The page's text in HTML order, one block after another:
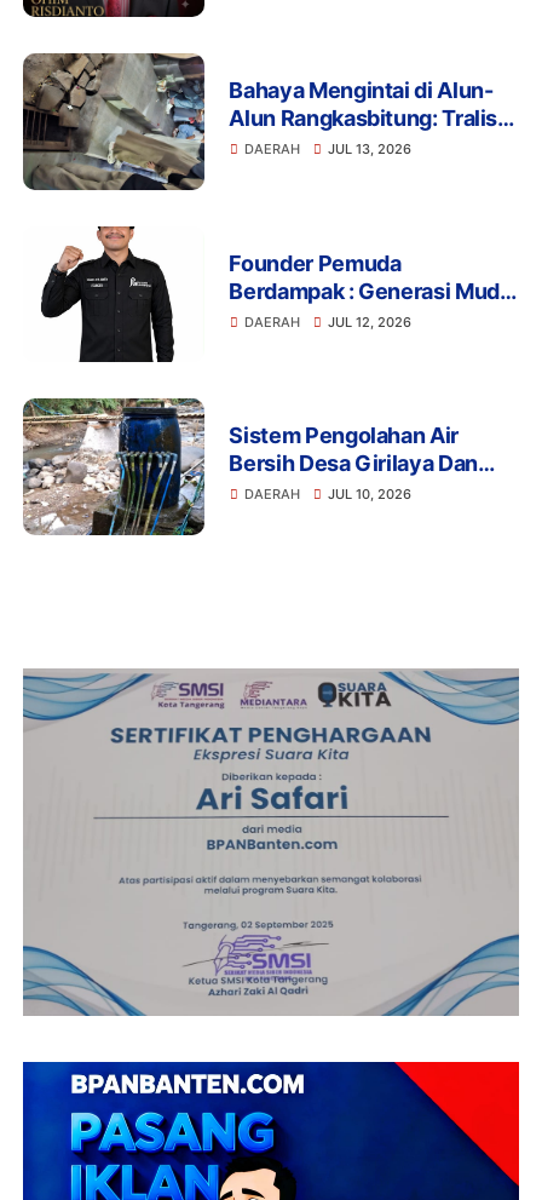
Bahaya Mengintai di Alun-
Alun Rangkasbitung: Tralis
Drainase Rusak Picu Banyak
DAERAH JUL 13, 2026
Founder Pemuda
Berdampak : Generasi Muda
Mengapresiasi Komitmen
DAERAH JUL 12, 2026
Sistem Pengolahan Air
Bersih Desa Girilaya Dan
Desa Jayapura Cipanas
DAERAH JUL 10, 2026